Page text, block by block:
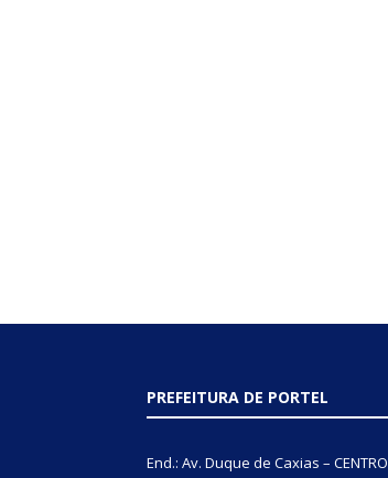
PREFEITURA DE PORTEL
End.: Av. Duque de Caxias – CENTRO